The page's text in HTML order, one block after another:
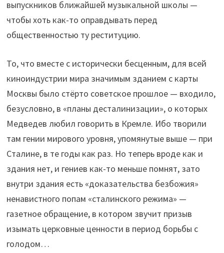
выпускников ближайшей музыкальной школы —
чтобы хоть как-то оправдывать перед
общественностью ту реституцию.
То, что вместе с исторически бесценным, для всей
киноиндустрии мира значимым зданием с карты
Москвы было стёрто советское прошлое — входило,
безусловно, в «планы десталинизации», о которых
Медведев любил говорить в Кремле. Ибо творили
там гении мирового уровня, упомянутые выше — при
Сталине, в те годы как раз. Но теперь вроде как и
здания нет, и гениев как-то меньше помнят, зато
внутри здания есть «доказательства безбожия»
ненавистного попам «сталинского режима» —
газетное обращение, в котором звучит призыв
изымать церковные ценности в период борьбы с
голодом…